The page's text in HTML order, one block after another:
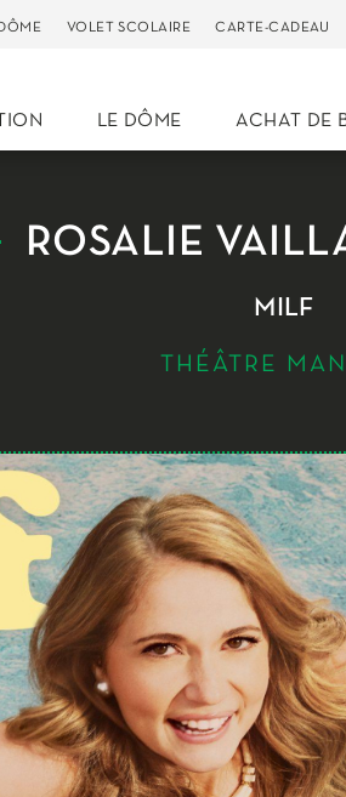
VOLET SCOLAIRE CARTE-CADEAU
LE DÔME ACHAT DE
ROSALIE
MILF
THÉÂTRE